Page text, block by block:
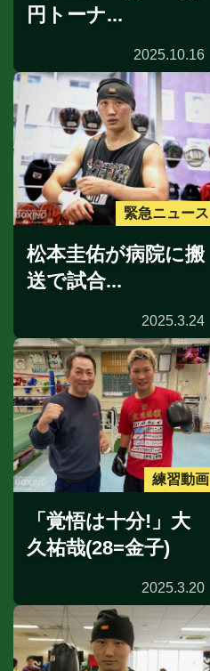
円トーナ...
2025.10.16
緊急ニュース
松本圭佑が病院に搬
送で試合...
2025.3.24
練習動画
「覚悟は十分!」大
久祐哉(28=金子)
2025.3.20